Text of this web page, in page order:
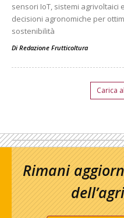
sensori IoT, sistemi agrivoltaici
decisioni agronomiche per
sostenibilità
Di Redazione Frutticoltura
Carica
Rimani